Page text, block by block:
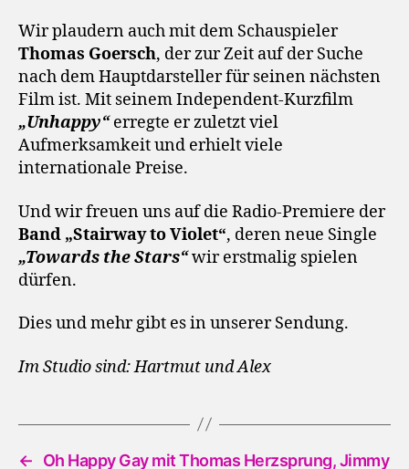
Wir plaudern auch mit dem Schauspieler
Thomas Goersch, der zur Zeit auf der Suche
nach dem Hauptdarsteller für seinen nächsten
Film ist. Mit seinem Independent-Kurzfilm
„Unhappy“erregte er zuletzt viel
Aufmerksamkeit und erhielt viele
internationale Preise.
Und wir freuen uns auf die Radio-Premiere der
Band „Stairway to Violet“, deren neue Single
„Towards the Stars“wir erstmalig spielen
dürfen.
Dies und mehr gibt es in unserer Sendung.
Im Studio sind: Hartmut und Alex
← Oh Happy Gay mit Thomas Herzsprung, Jimmy